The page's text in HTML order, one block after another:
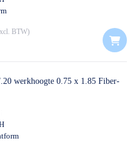
BTW
werkhoogte 0.75 x 1.85 Fiber-